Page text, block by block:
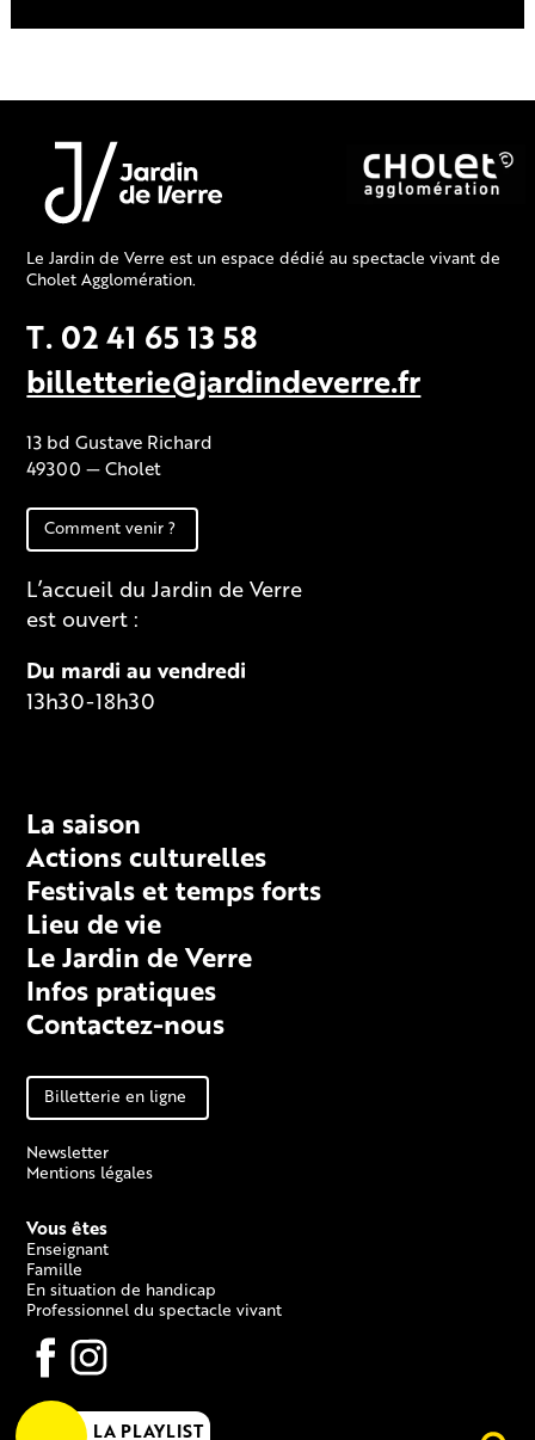
Le Jardin de Verre est un espace dédié au spectacle vivant de
Cholet Agglomération.
T. 02 41 65 13 58
billetterie@jardindeverre.fr
13 bd Gustave Richard
49300 — Cholet
Comment venir ?
L’accueil du Jardin de Verre
est ouvert :
Du mardi au vendredi
13h30-18h30
La saison
Actions culturelles
Festivals et temps forts
Lieu de vie
Le Jardin de Verre
Infos pratiques
Contactez-nous
Billetterie en ligne
Newsletter
Mentions légales
Vous êtes
Enseignant
Famille
En situation de handicap
Professionnel du spectacle vivant